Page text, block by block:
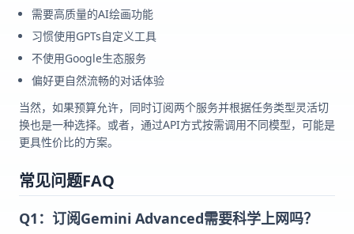
需要高质量的AI绘画功能
习惯使用GPTs自定义工具
不使用Google生态服务
偏好更自然流畅的对话体验
当然，如果预算允许，同时订阅两个服务并根据任务类型灵活切
换也是一种选择。或者，通过API方式按需调用不同模型，可能是
更具性价比的方案。
常见问题FAQ
Q1：订阅Gemini Advanced需要科学上网吗？